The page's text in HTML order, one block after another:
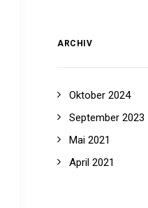
ARCHIV
Oktober 2024
September 2023
Mai 2021
April 2021